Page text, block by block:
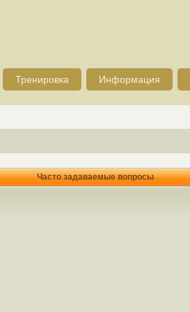
Тренировка Информация
Часто задаваемые вопросы